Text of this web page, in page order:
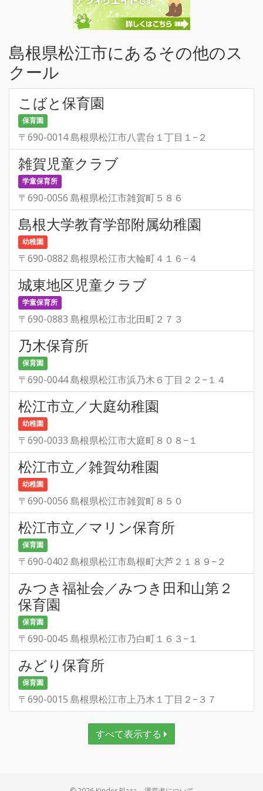
島根県松江市にあるその他のス
クール
こばと保育園
保育園
〒690-0014 島根県松江市八雲台１丁目１−２
雑賀児童クラブ
学童保育所
〒690-0056 島根県松江市雑賀町５８６
島根大学教育学部附属幼稚園
幼稚園
〒690-0882 島根県松江市大輪町４１６−４
城東地区児童クラブ
学童保育所
〒690-0883 島根県松江市北田町２７３
乃木保育所
保育園
〒690-0044 島根県松江市浜乃木６丁目２２−１４
松江市立／大庭幼稚園
幼稚園
〒690-0033 島根県松江市大庭町８０８−１
松江市立／雑賀幼稚園
幼稚園
〒690-0056 島根県松江市雑賀町８５０
松江市立／マリン保育所
保育園
〒690-0402 島根県松江市島根町大芦２１８９−２
みつき福祉会／みつき田和山第２
保育園
保育園
〒690-0045 島根県松江市乃白町１６３−１
みどり保育所
保育園
〒690-0015 島根県松江市上乃木１丁目２−３７
すべて表示する